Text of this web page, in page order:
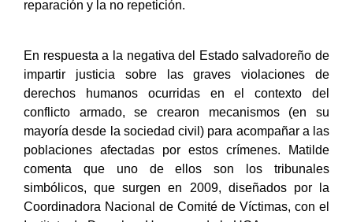
reparación y la no repetición.
En respuesta a la negativa del Estado salvadoreño de
impartir justicia sobre las graves violaciones de
derechos humanos ocurridas en el contexto del
conflicto armado, se crearon mecanismos (en su
mayoría desde la sociedad civil) para acompañar a las
poblaciones afectadas por estos crímenes. Matilde
comenta que uno de ellos son los tribunales
simbólicos, que surgen en 2009, diseñados por la
Coordinadora Nacional de Comité de Víctimas, con el